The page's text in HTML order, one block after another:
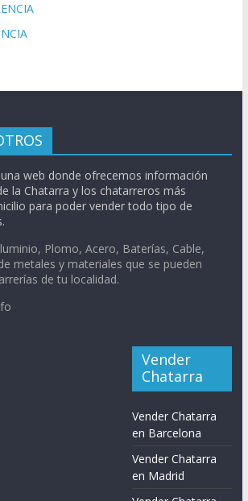
web donde ofrecemos información
la Chatarra y los chatarreros más
para poder vender todo tipo de
Plomo, Acero, Baterías, Cable,
metales y materiales que se pueden
de tu localidad.
Vender
Chatarra
Vender Chatarra
en Barcelona
Vender Chatarra
en Madrid